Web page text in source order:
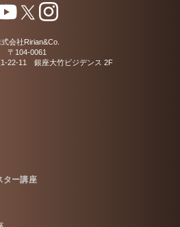
会社Ririan&Co.
〒104-0061
1-22-11 銀座大竹ビジデンス 2F
ター講座